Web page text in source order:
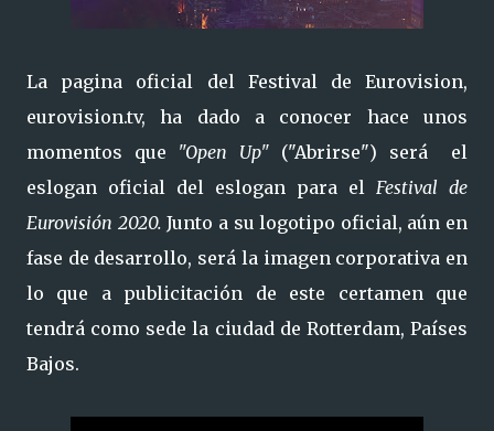
La pagina oficial del Festival de Eurovision,
eurovision.tv, ha dado a conocer hace unos
momentos que "Open Up" ("Abrirse") será el
eslogan oficial del eslogan para el Festival de
Eurovisión 2020.Junto a su logotipo oficial, aún en
fase de desarrollo, será la imagen corporativa en
lo que a publicitación de este certamen que
tendrá como sede la ciudad de Rotterdam, Países
Bajos.